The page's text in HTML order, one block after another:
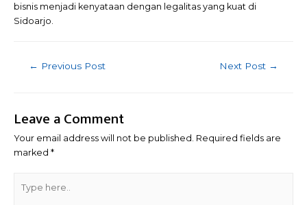
bisnis menjadi kenyataan dengan legalitas yang kuat di
Sidoarjo.
Post
← Previous Post Next Post →
Leave a Comment
Your email address will not be published. Required fields are
marked *
here..